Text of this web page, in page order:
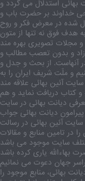
استدلال می گردد و
خداوند بر حضرت باب و
شده در معرض فکر و روح
هدف فوق نه تنها از متون
و مجلات تصویری بهره مند
و بدون تعصب مطالب و
آنهاست. از بحث و جدل و
و ملّت شریف ایران را به
آئین بهائی علاقه مند
کتاب دریافت نماید و هم
دیانت بهائی در سایت
دیانت بهائی جواب
آئین بهائی در رسالت
در تامین منابع و مقالات
سایت موجود می باشد
بهاءالله یاری کرده باشد
جهان دعوت می نمائیم
بهائی، منابع موجود را